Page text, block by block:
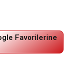
Favorilerine